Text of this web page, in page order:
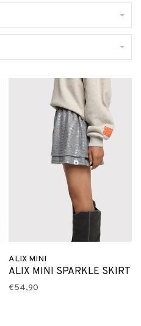
ALIX MINI
ALIX MINI SPARKLE SKIRT
€54,90